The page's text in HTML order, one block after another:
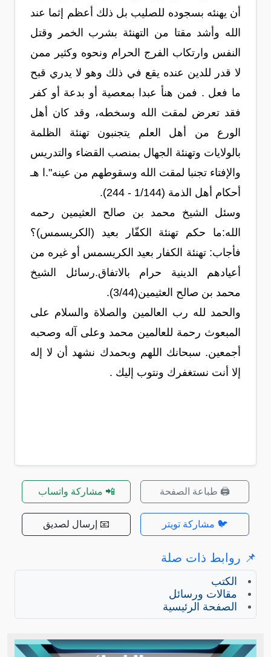
أن يهنئه بسجوده للصليب بل ذلك أعظم إثما عند
الله وأشد مقتا من التهنئة بشرب الخمر وقتل
النفس وارتكاب الفرج الحرام ونحوه وكثير ممن
لا قدر للدين عنده يقع في ذلك وهو لا يدري قبح
ما فعل . فمن هنأ عبدا بمعصية أو بدعة أو كفر
فقد تعرض لمقت الله وسخطه، وقد كان أهل
الورع من أهل العلم يتجنبون تهنئة الظلمة
بالولايات وتهنئة الجهال بمنصب القضاء والتدريس
والإفتاء تجنبا لمقت الله وسقوطهم من عينه".ا هـ
أحكام أهل الذمة (1/144 - 244).
وسئل الشيخ محمد بن صالح العثيمين رحمه
الله:ما حكم تهنئة الكفّار بعيد (الكريسمس)؟
فأجاب: تهنئة الكفار بعيد الكريسمس أو غيره من
أعيادهم الدينية حرام بالاتفاق.رسائل الشيخ
محمد بن صالح العثيمين(3/44).
والحمد لله رب العالمين والصلاة والسلام على
المبعوث رحمة للعالمين محمد وعلى آله وصحبه
أجمعين. سبحانك اللهم وبحمدك نشهد أن لا إله
إلا أنت نستغفرك ونتوب إليك .
🖨️ طباعة الصفحة 📲 مشاركة واتساب
🐦 مشاركة تويتر 📧 إرسال لصديق
📌 روابط ذات صلة
الكتب
مقالات ورسائل
الصفحة الرئيسية